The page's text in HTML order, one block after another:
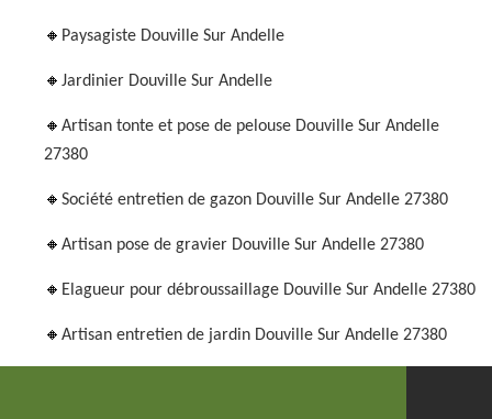
Paysagiste Douville Sur Andelle
Jardinier Douville Sur Andelle
Artisan tonte et pose de pelouse Douville Sur Andelle
27380
Société entretien de gazon Douville Sur Andelle 27380
Artisan pose de gravier Douville Sur Andelle 27380
Elagueur pour débroussaillage Douville Sur Andelle 27380
Artisan entretien de jardin Douville Sur Andelle 27380